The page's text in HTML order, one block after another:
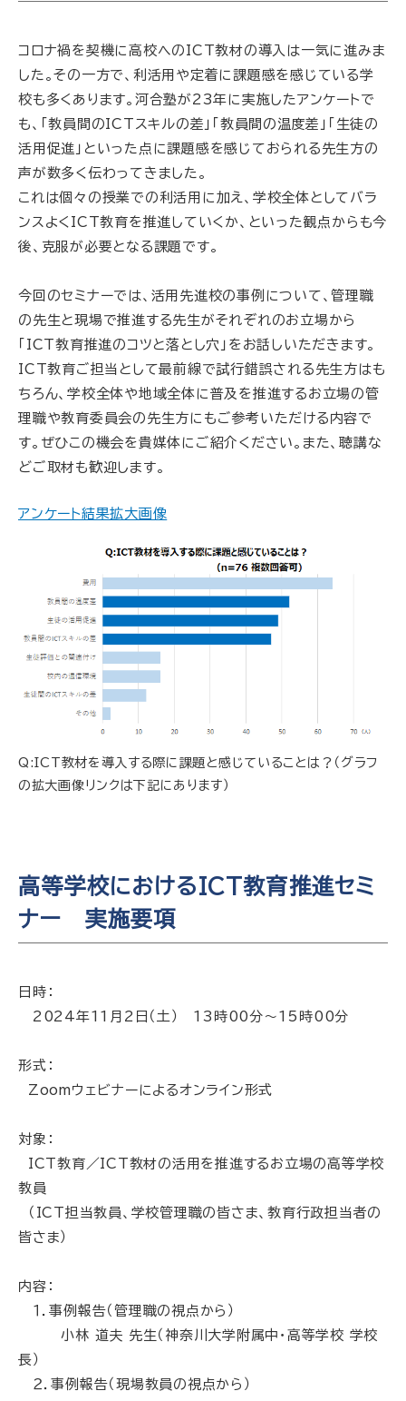
コロナ禍を契機に高校へのICT教材の導入は一気に進みま
した。その一方で、利活用や定着に課題感を感じている学
校も多くあります。河合塾が23年に実施したアンケートで
も、「教員間のICTスキルの差」「教員間の温度差」「生徒の
活用促進」といった点に課題感を感じておられる先生方の
声が数多く伝わってきました。
これは個々の授業での利活用に加え、学校全体としてバラ
ンスよくICT教育を推進していくか、といった観点からも今
後、克服が必要となる課題です。
今回のセミナーでは、活用先進校の事例について、管理職
の先生と現場で推進する先生がそれぞれのお立場から
「ICT教育推進のコツと落とし穴」をお話しいただきます。
ICT教育ご担当として最前線で試行錯誤される先生方はも
ちろん、学校全体や地域全体に普及を推進するお立場の管
理職や教育委員会の先生方にもご参考いただける内容で
す。ぜひこの機会を貴媒体にご紹介ください。また、聴講な
どご取材も歓迎します。
アンケート結果拡大画像
Q:ICT教材を導入する際に課題と感じていることは？（グラフ
の拡大画像リンクは下記にあります）
高等学校におけるICT教育推進セミ
ナー 実施要項
日時：
2024年11月2日（土） 13時00分～15時00分
形式：
Zoomウェビナーによるオンライン形式
対象：
ICT教育／ICT教材の活用を推進するお立場の高等学校
教員
（ICT担当教員、学校管理職の皆さま、教育行政担当者の
皆さま）
内容：
１．事例報告（管理職の視点から）
小林 道夫 先生（神奈川大学附属中・高等学校 学校
長）
２．事例報告（現場教員の視点から）